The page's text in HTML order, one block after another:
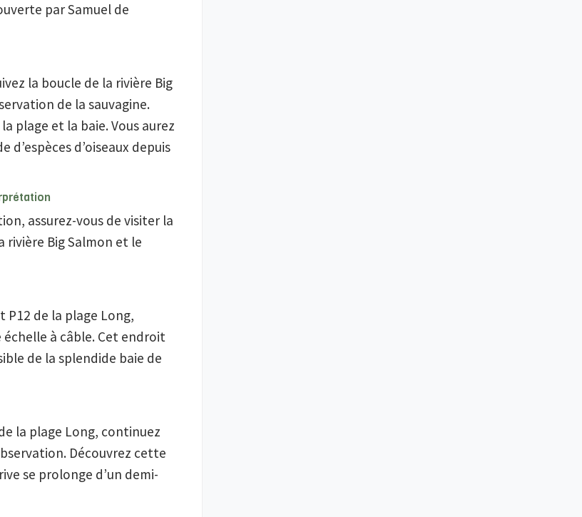
par Samuel de
la boucle de la rivière Big
de la sauvagine.
plage et la baie. Vous aurez
d’oiseaux depuis
assurez-vous de visiter la
rivière Big Salmon et le
P12 de la plage Long,
à câble. Cet endroit
de la splendide baie de
la plage Long, continuez
Découvrez cette
se prolonge d’un demi-